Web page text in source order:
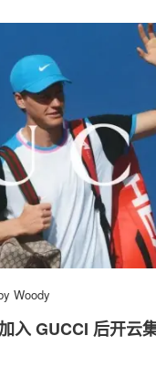
Woody
入 GUCCI 后开云